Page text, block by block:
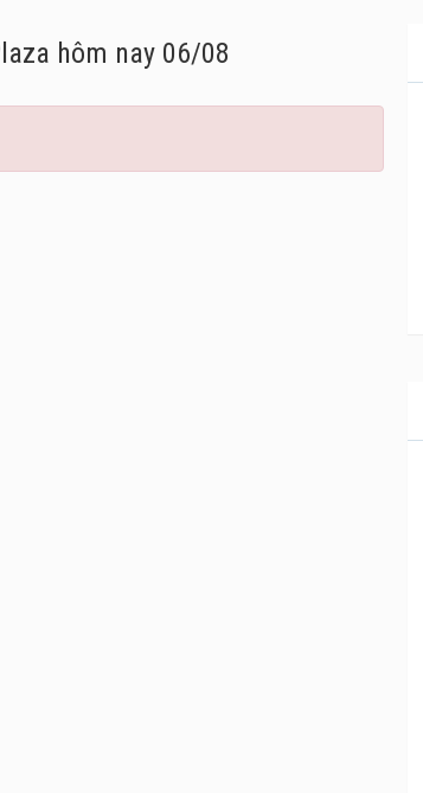
2 phòng chiếu 2D, hơn 1000 chỗ ngồi cùng
hôm nay 06/08